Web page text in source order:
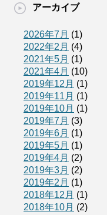
アーカイブ
2026年7月 (1)
2022年2月 (4)
2021年5月 (1)
2021年4月 (10)
2019年12月 (1)
2019年11月 (1)
2019年10月 (1)
2019年7月 (3)
2019年6月 (1)
2019年5月 (1)
2019年4月 (2)
2019年3月 (2)
2019年2月 (1)
2018年12月 (1)
2018年10月 (2)